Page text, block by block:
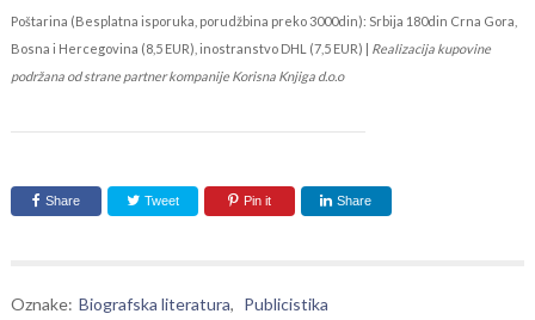
Poštarina (Besplatna isporuka, porudžbina preko 3000din): Srbija 180din Crna Gora,
Bosna i Hercegovina (8,5 EUR), inostranstvo DHL (7,5 EUR) | Realizacija kupovine
podržana od strane partner kompanije Korisna Knjiga d.o.o
Share Tweet Pin it Share
Oznake: Biografska literatura, Publicistika